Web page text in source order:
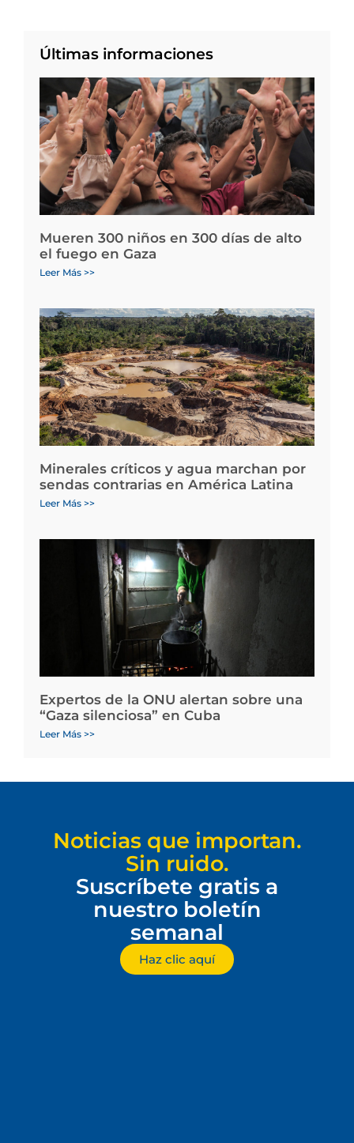
Últimas informaciones
Mueren 300 niños en 300 días de alto
el fuego en Gaza
Leer Más >>
Minerales críticos y agua marchan por
sendas contrarias en América Latina
Leer Más >>
Expertos de la ONU alertan sobre una
“Gaza silenciosa” en Cuba
Leer Más >>
Noticias que importan.
Sin ruido.
Suscríbete gratis a
nuestro boletín
semanal
Haz clic aquí